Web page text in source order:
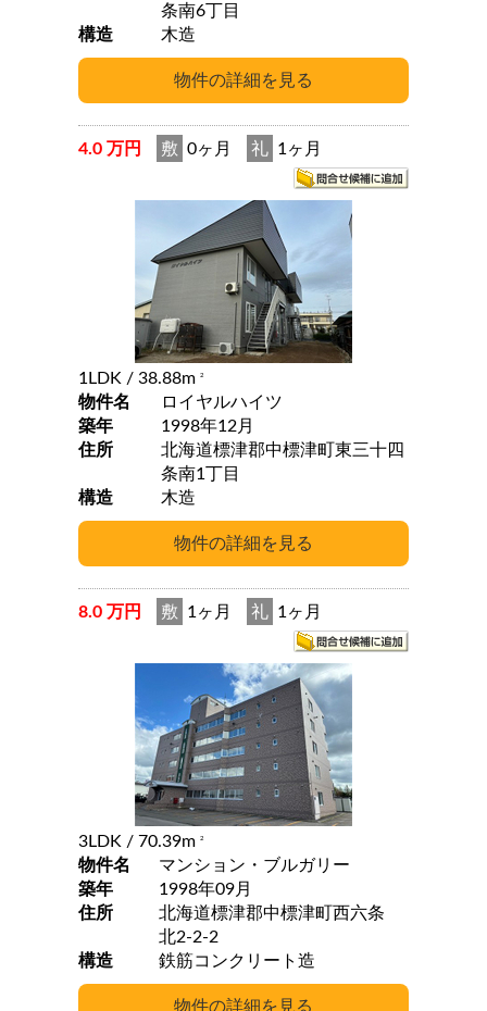
条南6丁目
構造
木造
4.0 万円 敷 0ヶ月 礼 1ヶ月
1LDK / 38.88m 2
物件名
ロイヤルハイツ
築年
1998年12月
住所
北海道標津郡中標津町東三十四
条南1丁目
構造
木造
8.0 万円 敷 1ヶ月 礼 1ヶ月
3LDK / 70.39m 2
物件名
マンション・ブルガリー
築年
1998年09月
住所
北海道標津郡中標津町西六条
北2-2-2
構造
鉄筋コンクリート造